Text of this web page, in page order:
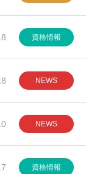
資格情報
NEWS
NEWS
資格情報